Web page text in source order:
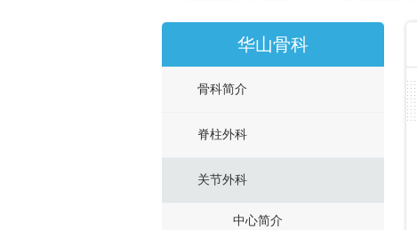
华山骨科
骨科简介
脊柱外科
关节外科
中心简介